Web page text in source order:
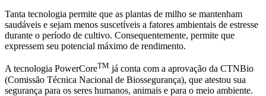
Tanta tecnologia permite que as plantas de milho se mantenham
saudáveis e sejam menos suscetíveis a fatores ambientais de estresse
durante o período de cultivo. Consequentemente, permite que
expressem seu potencial máximo de rendimento.
A tecnologia PowerCoreTM já conta com a aprovação da CTNBio
(Comissão Técnica Nacional de Biossegurança), que atestou sua
segurança para os seres humanos, animais e para o meio ambiente.